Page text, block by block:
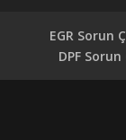
EGR Sorun
DPF